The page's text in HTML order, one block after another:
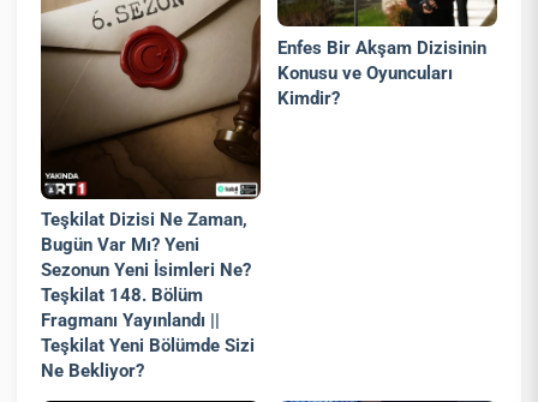
Teşkilat Dizisi Ne Zaman,
Bugün Var Mı? Yeni
Sezonun Yeni İsimleri Ne?
Teşkilat 148. Bölüm
Fragmanı Yayınlandı ||
Teşkilat Yeni Bölümde Sizi
Ne Bekliyor?
Enfes Bir Akşam Dizisinin
Konusu ve Oyuncuları
Kimdir?